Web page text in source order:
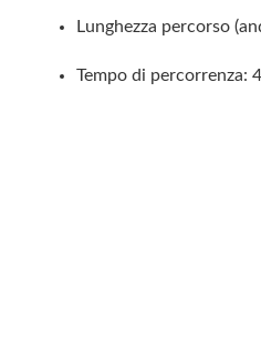
Lunghezza percorso
Tempo di percorrenza: